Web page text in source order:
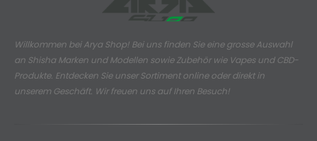
Willkommen bei Arya Shop! Bei uns finden Sie eine grosse Auswahl
an Shisha Marken und Modellen sowie Zubehör wie Vapes und CBD-
Produkte. Entdecken Sie unser Sortiment online oder direkt in
unserem Geschäft. Wir freuen uns auf Ihren Besuch!